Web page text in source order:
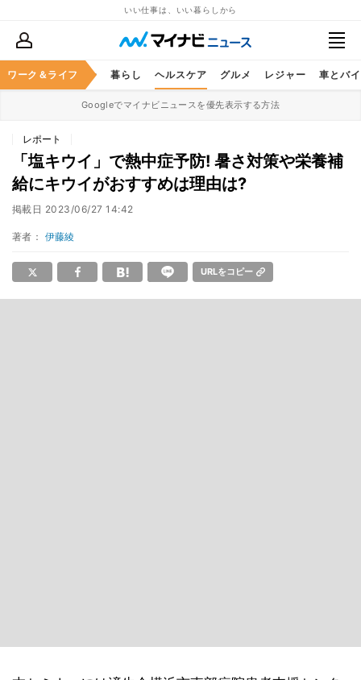
いい仕事は、いい暮らしから
ワーク＆ライフ
ススキル マネー 暮らし ヘルスケア グルメ レジャー 車とバ
Googleでマイナビニュースを優先表示する方法
レポート
「塩キウイ」で熱中症予防! 暑さ対策や栄養補
給にキウイがおすすめは理由は?
掲載日 2023/06/27 14:42
著者： 伊藤綾
URLをコピー